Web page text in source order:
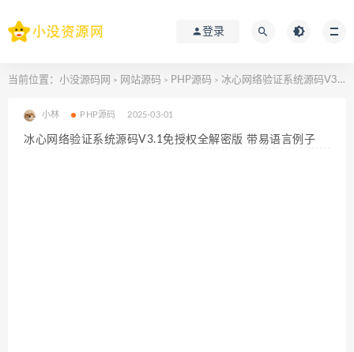
登录
当前位置： 小没源码网 > 网站源码 > PHP源码 > 冰心网络验证系统源码V3.1免授权全解密版 带易语言例子
小林 PHP源码 2025-03-01
冰心网络验证系统源码V3.1免授权全解密版 带易语言例子